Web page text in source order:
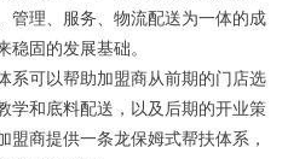
管理、服务、物流配送为一体的成
稳固的发展基础。
系可以帮助加盟商从前期的门店选
学和底料配送，以及后期的开业策
商提供一条龙保姆式帮扶体系，